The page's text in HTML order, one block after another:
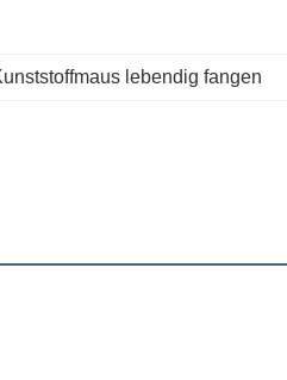
lebendig fangen